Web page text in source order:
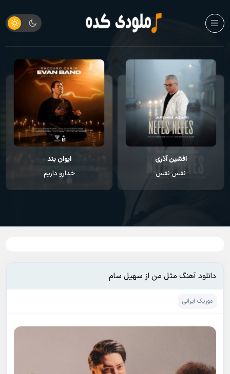
افشین آذری
نفس نفس
ایوان بند
خدارو داریم
دانلود آهنگ مثل من از سهیل سام
موزیک ایرانی